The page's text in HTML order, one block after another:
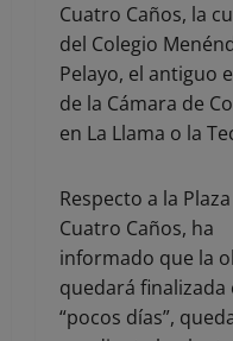
Cuatro Caños, la
del Colegio
Pelayo, el antiguo
de la Cámara de
en La Llama o la
Respecto a la
Cuatro Caños, ha
informado que la
quedará finalizada
“pocos días”,